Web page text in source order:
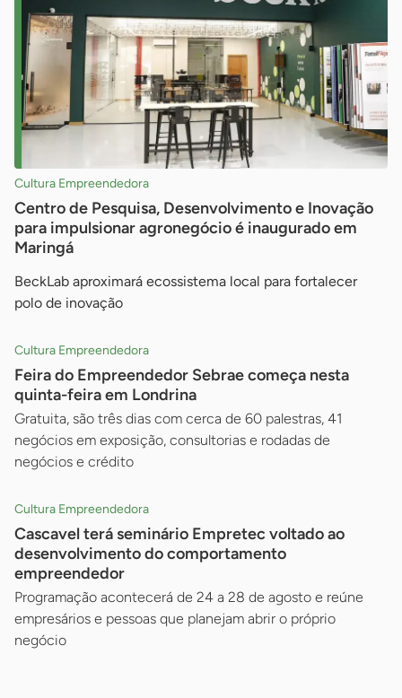
Cultura Empreendedora
Centro de Pesquisa, Desenvolvimento e Inovação
para impulsionar agronegócio é inaugurado em
Maringá
BeckLab aproximará ecossistema local para fortalecer
polo de inovação
Cultura Empreendedora
Feira do Empreendedor Sebrae começa nesta
quinta-feira em Londrina
Gratuita, são três dias com cerca de 60 palestras, 41
negócios em exposição, consultorias e rodadas de
negócios e crédito
Cultura Empreendedora
Cascavel terá seminário Empretec voltado ao
desenvolvimento do comportamento
empreendedor
Programação acontecerá de 24 a 28 de agosto e reúne
empresários e pessoas que planejam abrir o próprio
negócio